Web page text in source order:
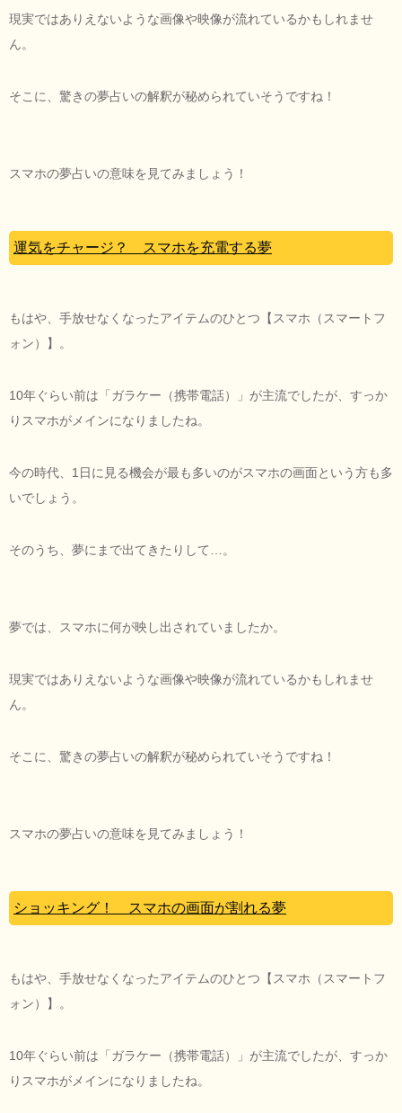
現実ではありえないような画像や映像が流れているかもしれませ
ん。
そこに、驚きの夢占いの解釈が秘められていそうですね！
スマホの夢占いの意味を見てみましょう！
運気をチャージ？ スマホを充電する夢
もはや、手放せなくなったアイテムのひとつ【スマホ（スマートフ
ォン）】。
10年ぐらい前は「ガラケー（携帯電話）」が主流でしたが、すっか
りスマホがメインになりましたね。
今の時代、1日に見る機会が最も多いのがスマホの画面という方も多
いでしょう。
そのうち、夢にまで出てきたりして…。
夢では、スマホに何が映し出されていましたか。
現実ではありえないような画像や映像が流れているかもしれませ
ん。
そこに、驚きの夢占いの解釈が秘められていそうですね！
スマホの夢占いの意味を見てみましょう！
ショッキング！ スマホの画面が割れる夢
もはや、手放せなくなったアイテムのひとつ【スマホ（スマートフ
ォン）】。
10年ぐらい前は「ガラケー（携帯電話）」が主流でしたが、すっか
りスマホがメインになりましたね。